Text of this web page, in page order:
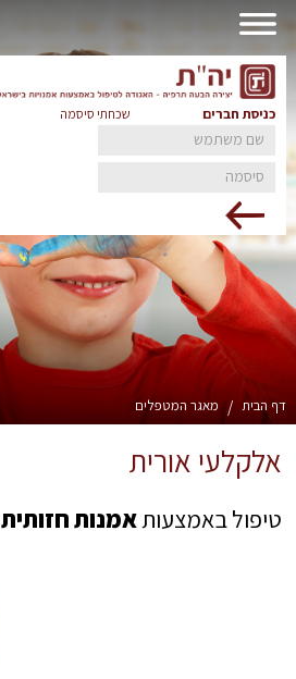
כניסת חברים שכחתי סיסמה
דף הבית / מאגר המטפלים
אלקלעי אורית
טיפול באמצעותאמנות חזותית